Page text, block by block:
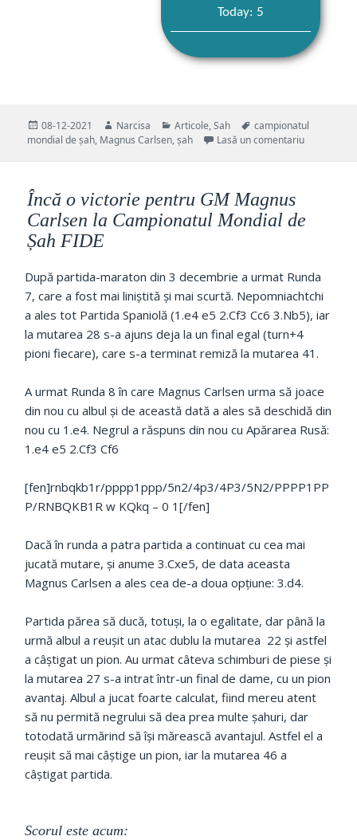
Today: 5
Publicat
pe
08-12-2021 Autor
Narcisa Categorii
Articole,Sah Etichete
campionatul
mondial de șah, Magnus Carlsen,șah Lasă un comentariula GM
Încă o victorie pentru GM Magnus
Carlsen la Campionatul Mondial de
Șah FIDE
După partida-maraton din 3 decembrie a urmat Runda
7, care a fost mai liniștită și mai scurtă. Nepomniachtchi
a ales tot Partida Spaniolă (1.e4 e5 2.Cf3 Cc6 3.Nb5), iar
la mutarea 28 s-a ajuns deja la un final egal (turn+4
pioni fiecare), care s-a terminat remiză la mutarea 41.
A urmat Runda 8 în care Magnus Carlsen urma să joace
din nou cu albul și de această dată a ales să deschidă din
nou cu 1.e4. Negrul a răspuns din nou cu Apărarea Rusă:
1.e4 e5 2.Cf3 Cf6
[fen]rnbqkb1r/pppp1ppp/5n2/4p3/4P3/5N2/PPPP1PP
P/RNBQKB1R w KQkq – 0 1[/fen]
Dacă în runda a patra partida a continuat cu cea mai
jucată mutare, și anume 3.Cxe5, de data aceasta
Magnus Carlsen a ales cea de-a doua opțiune: 3.d4.
Partida părea să ducă, totuși, la o egalitate, dar până la
urmă albul a reușit un atac dublu la mutarea 22 și astfel
a câștigat un pion. Au urmat câteva schimburi de piese și
la mutarea 27 s-a intrat într-un final de dame, cu un pion
avantaj. Albul a jucat foarte calculat, fiind mereu atent
să nu permită negrului să dea prea multe șahuri, dar
totodată urmărind să își mărească avantajul. Astfel el a
reușit să mai câștige un pion, iar la mutarea 46 a
câștigat partida.
Scorul este acum: